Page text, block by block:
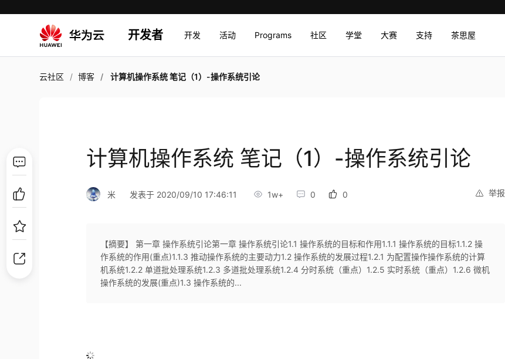
开发者 开发 活动 Programs 社区 学堂 大赛 支持 茶思屋
云社区 博客 计算机操作系统 笔记（1）-操作系统引论
计算机操作系统 笔记（1）-操作系统引论
举报
米 发表于 2020/09/10 17:46:11 1w+ 0 0
【摘要】 第一章 操作系统引论第一章 操作系统引论1.1 操作系统的目标和作用1.1.1 操作系统的目标1.1.2 操
作系统的作用(重点)1.1.3 推动操作系统的主要动力1.2 操作系统的发展过程1.2.1 为配置操作操作系统的计算
机系统1.2.2 单道批处理系统1.2.3 多道批处理系统1.2.4 分时系统（重点）1.2.5 实时系统（重点）1.2.6 微机
操作系统的发展(重点)1.3 操作系统的...